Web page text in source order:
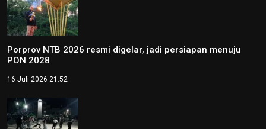
Porprov NTB 2026 resmi digelar, jadi persiapan menuju
PON 2028
16 Juli 2026 21:52